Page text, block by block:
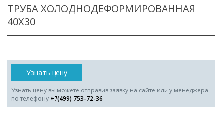
ТРУБА ХОЛОДНОДЕФОРМИРОВАННАЯ
40X30
Узнать цену
Узнать цену вы можете отправив заявку на сайте или у менеджера
по телефону +7(499) 753-72-36